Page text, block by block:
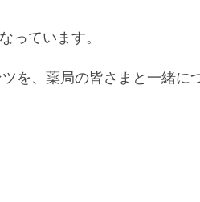
っています。
を、薬局の皆さまと一緒に